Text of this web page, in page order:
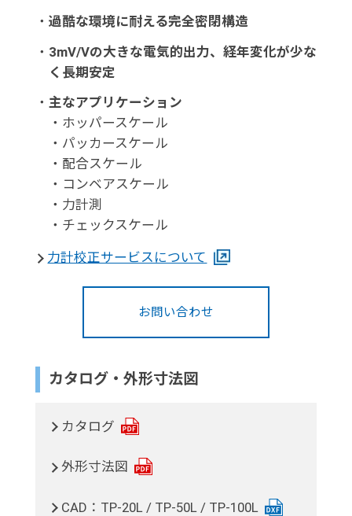
・ 過酷な環境に耐える完全密閉構造
・ 3mV/Vの大きな電気的出力、経年変化が少な
く長期安定
・ 主なアプリケーション
・ホッパースケール
・パッカースケール
・配合スケール
・コンベアスケール
・力計測
・チェックスケール
力計校正サービスについて
お問い合わせ
カタログ・外形寸法図
カタログ
外形寸法図
CAD：TP-20L / TP-50L / TP-100L